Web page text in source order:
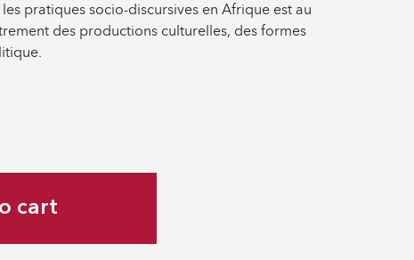
pratiques socio-discursives en Afrique est au
des productions culturelles, des formes
cart